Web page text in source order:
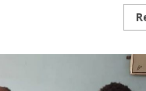
more
مدراء
ادارات
التعليم
اخر الاخبار